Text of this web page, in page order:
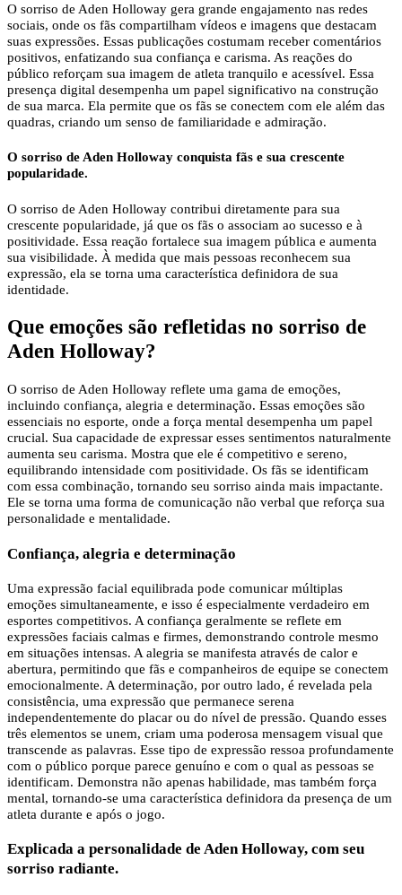
O sorriso de Aden Holloway gera grande engajamento nas redes
sociais, onde os fãs compartilham vídeos e imagens que destacam
suas expressões. Essas publicações costumam receber comentários
positivos, enfatizando sua confiança e carisma. As reações do
público reforçam sua imagem de atleta tranquilo e acessível. Essa
presença digital desempenha um papel significativo na construção
de sua marca. Ela permite que os fãs se conectem com ele além das
quadras, criando um senso de familiaridade e admiração.
O sorriso de Aden Holloway conquista fãs e sua crescente
popularidade.
O sorriso de Aden Holloway contribui diretamente para sua
crescente popularidade, já que os fãs o associam ao sucesso e à
positividade. Essa reação fortalece sua imagem pública e aumenta
sua visibilidade. À medida que mais pessoas reconhecem sua
expressão, ela se torna uma característica definidora de sua
identidade.
Que emoções são refletidas no sorriso de
Aden Holloway?
O sorriso de Aden Holloway reflete uma gama de emoções,
incluindo confiança, alegria e determinação. Essas emoções são
essenciais no esporte, onde a força mental desempenha um papel
crucial. Sua capacidade de expressar esses sentimentos naturalmente
aumenta seu carisma. Mostra que ele é competitivo e sereno,
equilibrando intensidade com positividade. Os fãs se identificam
com essa combinação, tornando seu sorriso ainda mais impactante.
Ele se torna uma forma de comunicação não verbal que reforça sua
personalidade e mentalidade.
Confiança, alegria e determinação
Uma expressão facial equilibrada pode comunicar múltiplas
emoções simultaneamente, e isso é especialmente verdadeiro em
esportes competitivos. A confiança geralmente se reflete em
expressões faciais calmas e firmes, demonstrando controle mesmo
em situações intensas. A alegria se manifesta através de calor e
abertura, permitindo que fãs e companheiros de equipe se conectem
emocionalmente. A determinação, por outro lado, é revelada pela
consistência, uma expressão que permanece serena
independentemente do placar ou do nível de pressão. Quando esses
três elementos se unem, criam uma poderosa mensagem visual que
transcende as palavras. Esse tipo de expressão ressoa profundamente
com o público porque parece genuíno e com o qual as pessoas se
identificam. Demonstra não apenas habilidade, mas também força
mental, tornando-se uma característica definidora da presença de um
atleta durante e após o jogo.
Explicada a personalidade de Aden Holloway, com seu
sorriso radiante.